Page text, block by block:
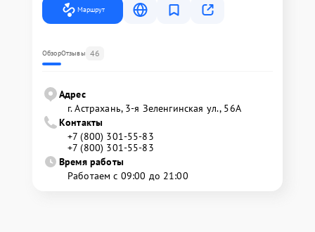
Маршрут
ОбзорОтзывы 46
Адрес
г. Астрахань, 3-я Зеленгинская ул., 56А
Контакты
+7 (800) 301-55-83
+7 (800) 301-55-83
Время работы
Работаем с 09:00 до 21:00